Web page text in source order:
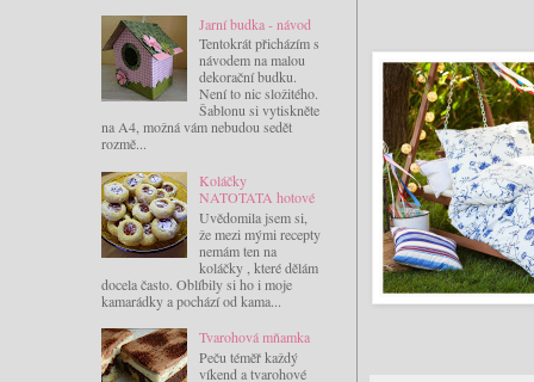
Jarní budka - návod
Tentokrát přicházím s
návodem na malou
dekorační budku.
Není to nic složitého.
Šablonu si vytiskněte
na A4, možná vám nebudou sedět
rozmě...
Koláčky
NATOTATA hotové
Uvědomila jsem si,
že mezi mými recepty
nemám ten na
koláčky , které dělám
docela často. Oblíbily si ho i moje
kamarádky a pochází od kama...
Tvarohová mňamka
Peču téměř každý
víkend a tvarohové